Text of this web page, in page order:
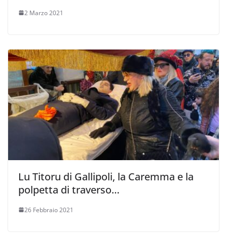
2 Marzo 2021
Lu Titoru di Gallipoli, la Caremma e la
polpetta di traverso…
26 Febbraio 2021